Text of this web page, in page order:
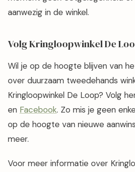
aanwezig in de winkel.
Volg Kringloopwinkel De
Wil je op de hoogte blijven van
over duurzaam tweedehands
Kringloopwinkel De Loop? Volg
en Facebook. Zo mis je geen
op de hoogte van nieuwe
meer.
Voor meer informatie over